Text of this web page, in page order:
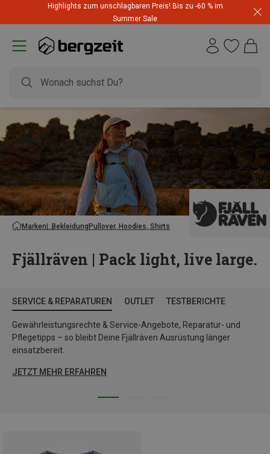
Highlights zum unschlagbaren Preis! Bis zu -60 % im
Summer Sale
Marken BekleidungPullover, Hoodies, Shirts
Fjällräven | Pack light, live large.
SERVICE & REPARATUREN OUTLET TESTBERICHTE
Gewährleistungsrechte & Service-Angebote, Reparatur- und
Pflegetipps – so bleibt Deine Fjällräven Ausrüstung länger
einsatzbereit.
JETZT MEHR ERFAHREN